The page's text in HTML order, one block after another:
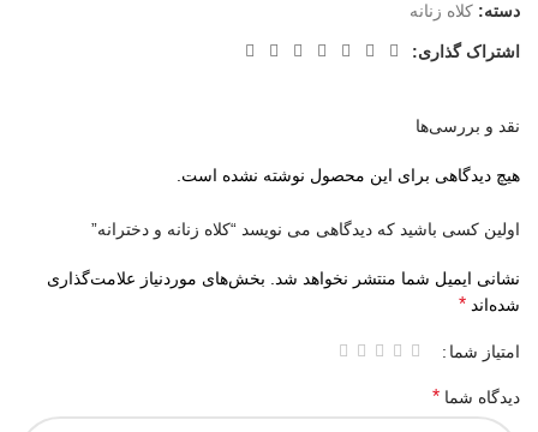
دسته: کلاه زنانه
اشتراک گذاری:
نقد و بررسی‌ها
هیچ دیدگاهی برای این محصول نوشته نشده است.
اولین کسی باشید که دیدگاهی می نویسد “کلاه زنانه و دخترانه”
نشانی ایمیل شما منتشر نخواهد شد.
بخش‌های موردنیاز علامت‌گذاری
شده‌اند *
امتیاز شما
دیدگاه شما *